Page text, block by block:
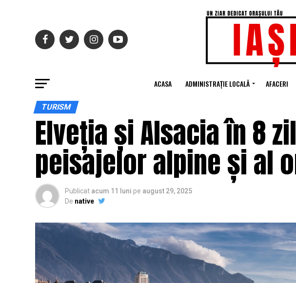
ACASA ADMINISTRAȚIE LOCALĂ AFACERI
TURISM
Elveția și Alsacia în 8
peisajelor alpine și al
Publicat acum 11 luni pe august 29, 2025
De native